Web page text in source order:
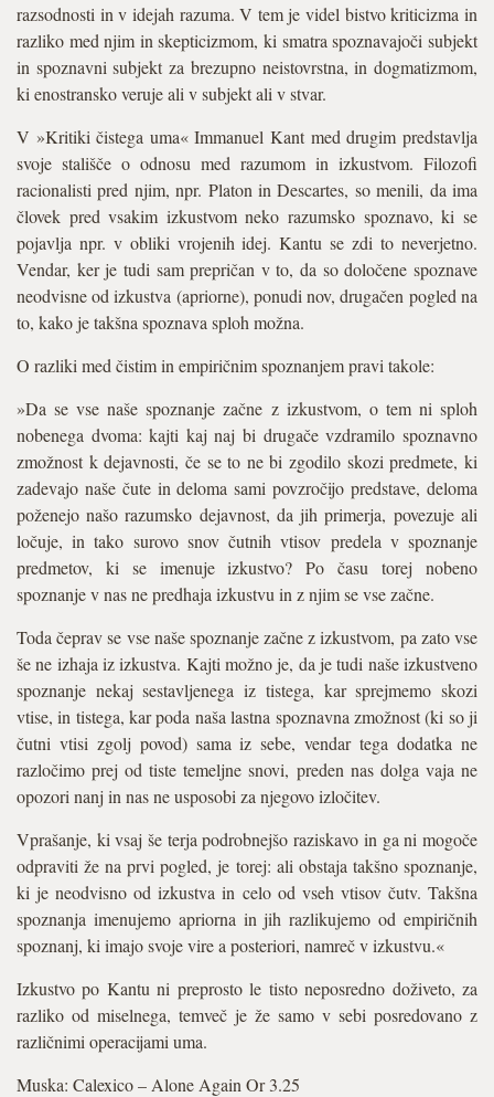
razsodnosti in v idejah razuma. V tem je videl bistvo kriticizma in
razliko med njim in skepticizmom, ki smatra spoznavajoči subjekt
in spoznavni subjekt za brezupno neistovrstna, in dogmatizmom,
ki enostransko veruje ali v subjekt ali v stvar.
V »Kritiki čistega uma« Immanuel Kant med drugim predstavlja
svoje stališče o odnosu med razumom in izkustvom. Filozofi
racionalisti pred njim, npr. Platon in Descartes, so menili, da ima
človek pred vsakim izkustvom neko razumsko spoznavo, ki se
pojavlja npr. v obliki vrojenih idej. Kantu se zdi to neverjetno.
Vendar, ker je tudi sam prepričan v to, da so določene spoznave
neodvisne od izkustva (apriorne), ponudi nov, drugačen pogled na
to, kako je takšna spoznava sploh možna.
O razliki med čistim in empiričnim spoznanjem pravi takole:
»Da se vse naše spoznanje začne z izkustvom, o tem ni sploh
nobenega dvoma: kajti kaj naj bi drugače vzdramilo spoznavno
zmožnost k dejavnosti, če se to ne bi zgodilo skozi predmete, ki
zadevajo naše čute in deloma sami povzročijo predstave, deloma
poženejo našo razumsko dejavnost, da jih primerja, povezuje ali
ločuje, in tako surovo snov čutnih vtisov predela v spoznanje
predmetov, ki se imenuje izkustvo? Po času torej nobeno
spoznanje v nas ne predhaja izkustvu in z njim se vse začne.
Toda čeprav se vse naše spoznanje začne z izkustvom, pa zato vse
še ne izhaja iz izkustva. Kajti možno je, da je tudi naše izkustveno
spoznanje nekaj sestavljenega iz tistega, kar sprejmemo skozi
vtise, in tistega, kar poda naša lastna spoznavna zmožnost (ki so ji
čutni vtisi zgolj povod) sama iz sebe, vendar tega dodatka ne
razločimo prej od tiste temeljne snovi, preden nas dolga vaja ne
opozori nanj in nas ne usposobi za njegovo izločitev.
Vprašanje, ki vsaj še terja podrobnejšo raziskavo in ga ni mogoče
odpraviti že na prvi pogled, je torej: ali obstaja takšno spoznanje,
ki je neodvisno od izkustva in celo od vseh vtisov čutv. Takšna
spoznanja imenujemo apriorna in jih razlikujemo od empiričnih
spoznanj, ki imajo svoje vire a posteriori, namreč v izkustvu.«
Izkustvo po Kantu ni preprosto le tisto neposredno doživeto, za
razliko od miselnega, temveč je že samo v sebi posredovano z
različnimi operacijami uma.
Muska: Calexico – Alone Again Or 3.25